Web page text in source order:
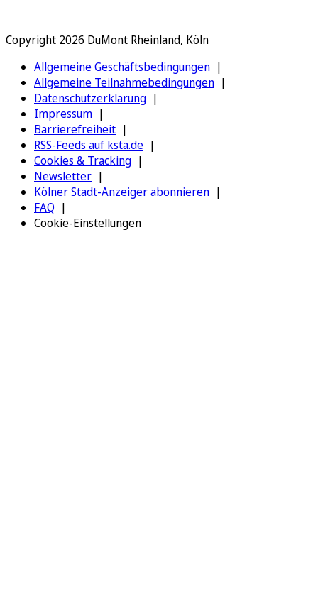
Copyright 2026 DuMont Rheinland, Köln
Allgemeine Geschäftsbedingungen
Allgemeine Teilnahmebedingungen
Datenschutzerklärung
Impressum
Barrierefreiheit
RSS-Feeds auf ksta.de
Cookies & Tracking
Newsletter
Kölner Stadt-Anzeiger abonnieren
FAQ
Cookie-Einstellungen